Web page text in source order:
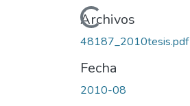
Cargando...
Archivos
48187_2010tesis.pdf
Fecha
2010-08